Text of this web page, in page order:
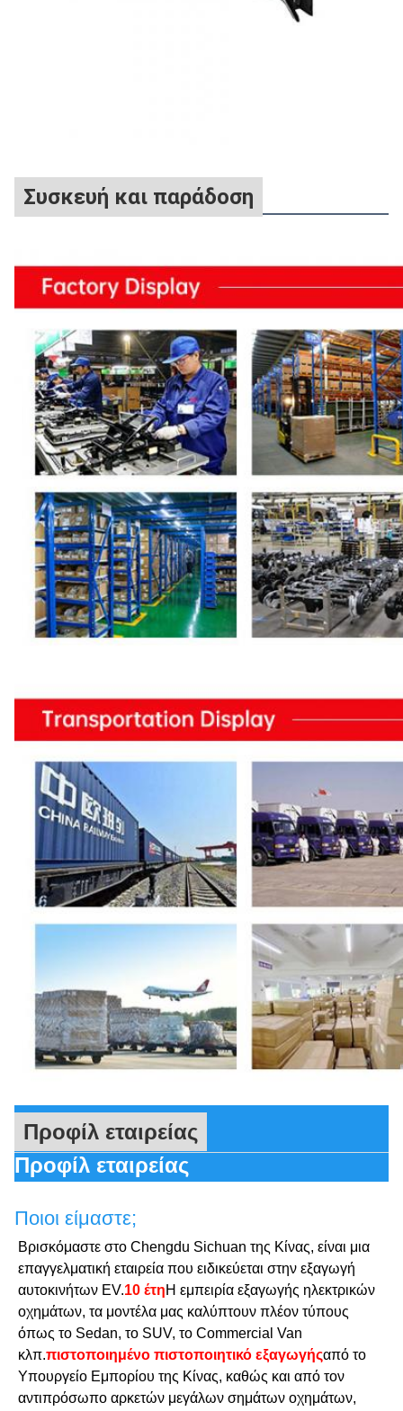
Συσκευή και παράδοση
Προφίλ εταιρείας
Προφίλ εταιρείας
Ποιοι είμαστε;
Βρισκόμαστε στο Chengdu Sichuan της Κίνας, είναι μια
επαγγελματική εταιρεία που ειδικεύεται στην εξαγωγή
αυτοκινήτων EV.10 έτηΗ εμπειρία εξαγωγής ηλεκτρικών
οχημάτων, τα μοντέλα μας καλύπτουν πλέον τύπους
όπως το Sedan, το SUV, το Commercial Van
κλπ.πιστοποιημένο πιστοποιητικό εξαγωγήςαπό το
Υπουργείο Εμπορίου της Κίνας, καθώς και από τον
αντιπρόσωπο αρκετών μεγάλων σημάτων οχημάτων,